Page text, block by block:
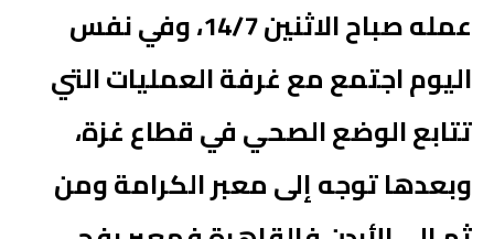
عمله صباح الاثنين 14/7، وفي نفس
اليوم اجتمع مع غرفة العمليات التي
تتابع الوضع الصحي في قطاع غزة،
وبعدها توجه إلى معبر الكرامة ومن